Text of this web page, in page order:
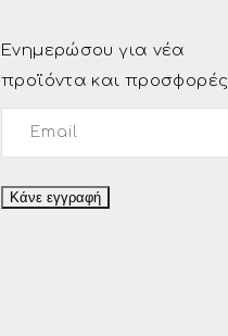
Ενημερώσου για νέα
προϊόντα και προσφορές